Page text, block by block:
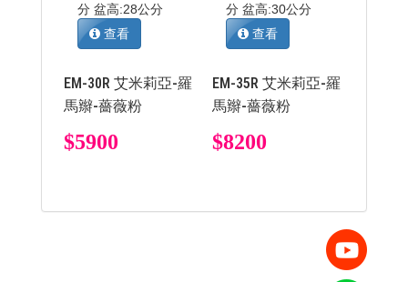
分 盆高:28公分
查看
EM-30R 艾米莉亞-羅
馬辮-薔薇粉
$5900
分 盆高:30公分
查看
EM-35R 艾米莉亞-羅
馬辮-薔薇粉
$8200